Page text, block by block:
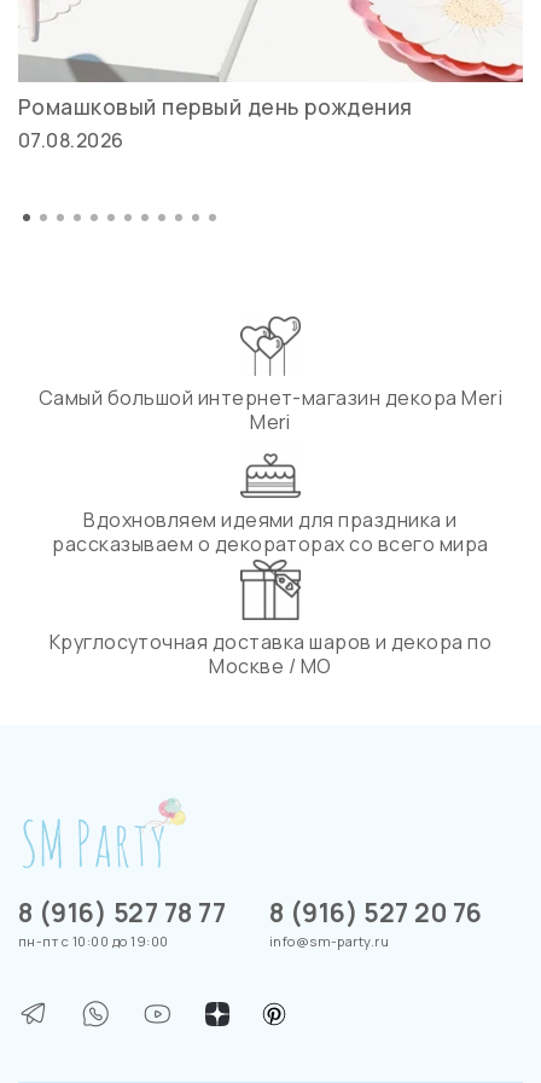
Ромашковый первый день рождения
07.08.2026
Самый большой интернет-магазин декора Meri
Meri
Вдохновляем идеями для праздника и
рассказываем о декораторах со всего мира
Круглосуточная доставка шаров и декора по
Москве / МО
8 (916) 527 78 77
пн-пт с 10:00 до 19:00
8 (916) 527 20 76
info@sm-party.ru